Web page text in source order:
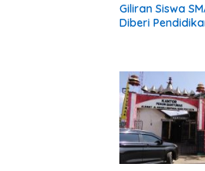
Giliran Siswa
Diberi